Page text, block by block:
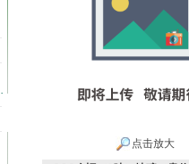
点击放大